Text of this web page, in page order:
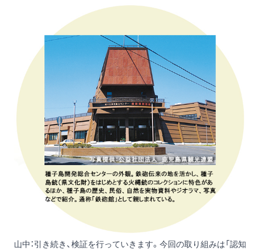
山中：引き続き、検証を行っていきます。今回の取り組みは「認知